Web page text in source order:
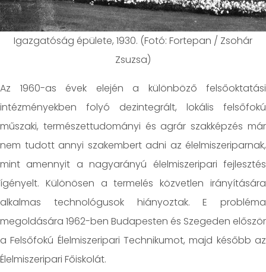
Igazgatóság épülete, 1930. (Fotó: Fortepan / Zsohár
Zsuzsa)
Az 1960-as évek elején a különböző felsőoktatási
intézményekben folyó dezintegrált, lokális felsőfokú
műszaki, természettudományi és agrár szakképzés már
nem tudott annyi szakembert adni az élelmiszeriparnak,
mint amennyit a nagyarányú élelmiszeripari fejlesztés
ígényelt. Különösen a termelés közvetlen irányítására
alkalmas technológusok hiányoztak. E probléma
megoldására 1962-ben Budapesten és Szegeden először
a Felsőfokú Élelmiszeripari Technikumot, majd később az
Élelmiszeripari Főiskolát.